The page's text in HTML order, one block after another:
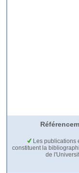
Les publications
constituent la
de